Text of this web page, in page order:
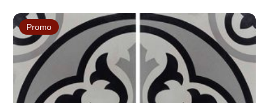
était :
82,66 €.
est :
49,50 €.
Promo